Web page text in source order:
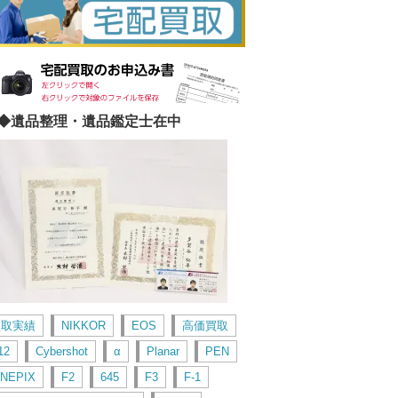
遺品整理・遺品鑑定士在中
実績 NIKKOR EOS
高価買取
Cybershot α Planar
PEN
F2 645 F3
F-1